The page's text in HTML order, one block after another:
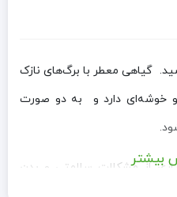
گیاهی معطر با برگ‌های نازک
و خوشه‌ای دارد و به دو صورت
از مشکلات سلامتی و بدنبیشتر